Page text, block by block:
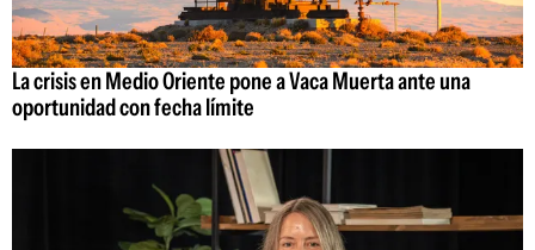
La crisis en Medio Oriente pone a Vaca Muerta ante una
oportunidad con fecha límite